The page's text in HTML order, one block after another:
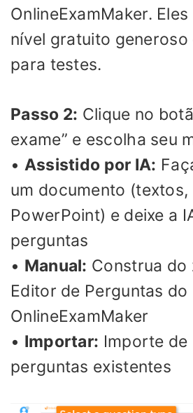
OnlineExamMaker.
nível gratuito generoso
para testes.
Passo 2: Clique no
exame” e escolha seu
• Assistido por IA:
um documento (textos,
PowerPoint) e deixe a
perguntas
• Manual: Construa do
Editor de Perguntas do
OnlineExamMaker
• Importar: Importe de
perguntas existentes